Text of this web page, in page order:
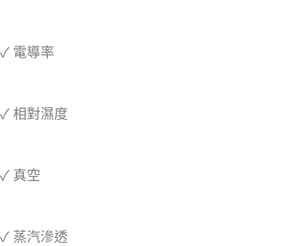
✓ 電導率
✓ 相對濕度
✓ 真空
✓ 蒸汽滲透